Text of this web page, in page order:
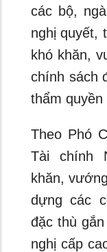
các bộ,
nghị quyết,
khó khăn,
chính sách
thẩm quyền
Theo Phó
Tài chính
khăn,
dựng các
đặc thù
nghị cấp